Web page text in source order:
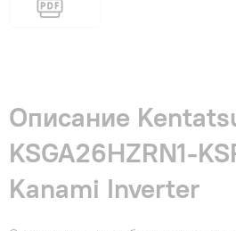
Описание
KSGA26HZRN1-
Kanami Inverter